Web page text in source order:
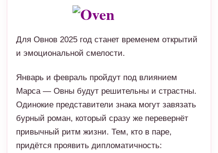
Для Овнов 2025 год станет временем открытий
и эмоциональной смелости.
Январь и февраль пройдут под влиянием
Марса — Овны будут решительны и страстны.
Одинокие представители знака могут завязать
бурный роман, который сразу же перевернёт
привычный ритм жизни. Тем, кто в паре,
придётся проявить дипломатичность: